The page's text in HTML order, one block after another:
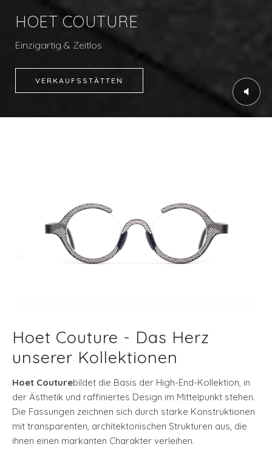
HOET COUTURE
Einzigartig & Zeitlos
VERKAUFSSTÄTTEN
Hoet Couture - Das Herz
unserer Kollektionen
Hoet Couturebildet die Basis der High-End-Kollektion, in
der Ästhetik und raffiniertes Design im Mittelpunkt stehen.
Die Fassungen zeichnen sich durch starke Konstruktionen
mit transparenten, architektonischen Strukturen aus, die
ihnen einen markanten Charakter verleihen.